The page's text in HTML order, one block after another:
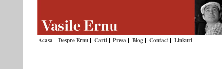
Acasa Despre Ernu Carti Presa Blog Contact Linkuri